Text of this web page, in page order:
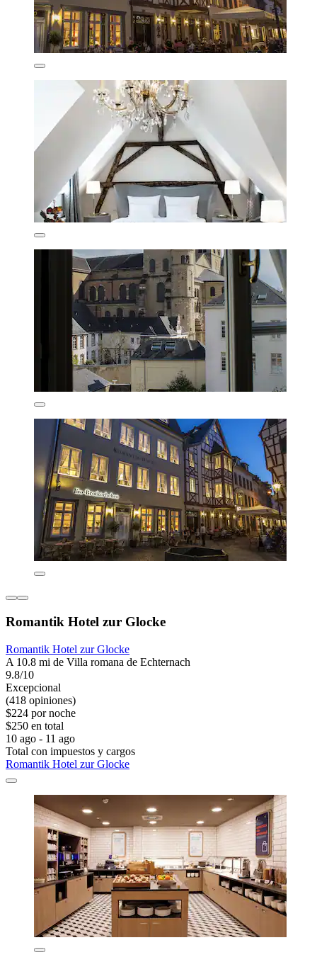
Romantik Hotel zur Glocke
Romantik Hotel zur Glocke
A 10.8 mi de Villa romana de Echternach
9.8/10
Excepcional
(418 opiniones)
$224 por noche
$250 en total
10 ago - 11 ago
Total con impuestos y cargos
Romantik Hotel zur Glocke